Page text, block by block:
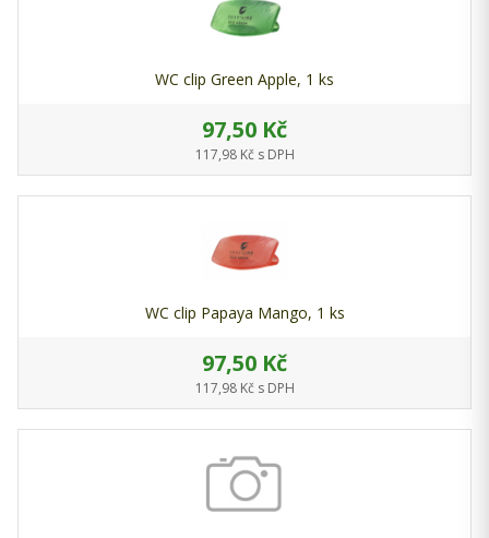
WC clip Green Apple, 1 ks
97,50 Kč
117,98 Kč s DPH
WC clip Papaya Mango, 1 ks
97,50 Kč
117,98 Kč s DPH